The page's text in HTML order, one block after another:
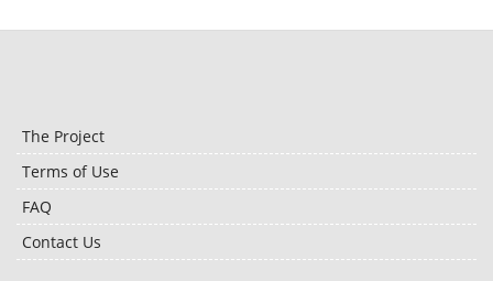
The Project
Terms of Use
FAQ
Contact Us